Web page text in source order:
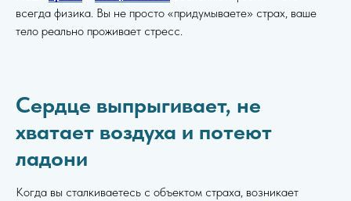
всегда физика. Вы не просто «придумываете» страх, ваше
тело реально проживает стресс.
Сердце выпрыгивает, не
хватает воздуха и потеют
ладони
Когда вы сталкиваетесь с объектом страха, возникает